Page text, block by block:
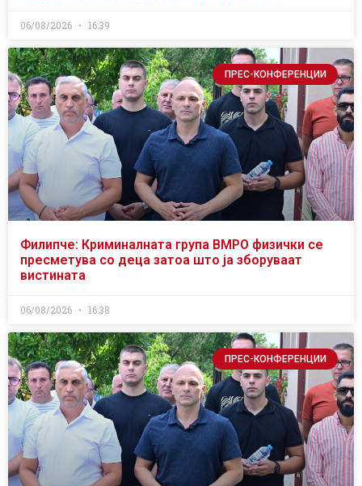
06/08/2026 16:39
ПРЕС-КОНФЕРЕНЦИИ
Филипче: Криминалната група ВМРО физички се
пресметува со деца затоа што ја зборуваат
вистината
06/08/2026 16:38
ПРЕС-КОНФЕРЕНЦИИ